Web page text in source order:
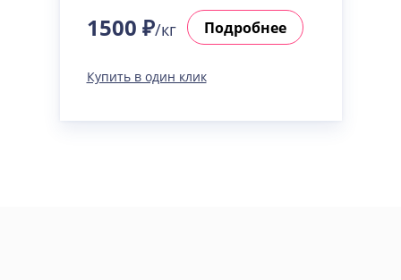
1500 ₽/кг Подробнее
Купить в один клик